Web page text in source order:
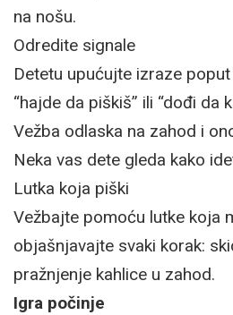
na nošu.
Odredite signale
Detetu upućujte izraze poput
“hajde da piškiš” ili “dođi da
Vežba odlaska na zahod i
Neka vas dete gleda kako
Lutka koja piški
Vežbajte pomoću lutke koja
objašnjavajte svaki korak:
pražnjenje kahlice u zahod.
Igra počinje